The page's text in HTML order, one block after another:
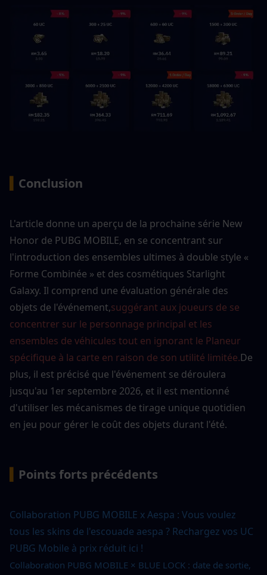
Conclusion
L'article donne un aperçu de la prochaine série New
Honor de PUBG MOBILE, en se concentrant sur
l'introduction des ensembles ultimes à double style «
Forme Combinée » et des cosmétiques Starlight
Galaxy. Il comprend une évaluation générale des
objets de l'événement,suggérant aux joueurs de se
concentrer sur le personnage principal et les
ensembles de véhicules tout en ignorant le Planeur
spécifique à la carte en raison de son utilité limitée.De
plus, il est précisé que l'événement se déroulera
jusqu'au 1er septembre 2026, et il est mentionné
d'utiliser les mécanismes de tirage unique quotidien
en jeu pour gérer le coût des objets durant l'été.
Points forts précédents
Collaboration PUBG MOBILE x Aespa : Vous voulez
tous les skins de l'escouade aespa ? Rechargez vos UC
PUBG Mobile à prix réduit ici !
Collaboration PUBG MOBILE × BLUE LOCK : date de sortie,